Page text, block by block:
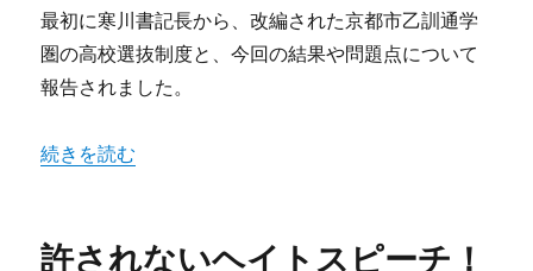
最初に寒川書記長から、改編された京都市乙訓通学
圏の高校選抜制度と、今回の結果や問題点について
報告されました。
“問題多い高校選抜制度修学院中学校区教育懇談会” の
続きを読む
許されないヘイトスピーチ！